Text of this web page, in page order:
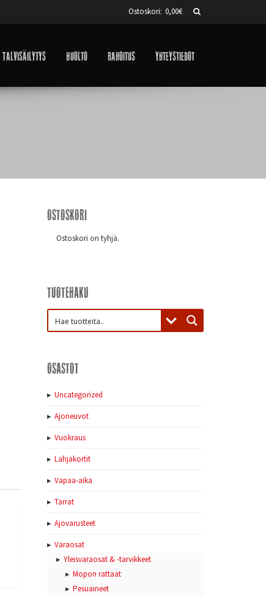
Ostoskori: 0,00€
Talvisäilytys Huolto Rahoitus Yhteystiedot
Ostoskori
Ostoskori on tyhjä.
Tuotehaku
Osastot
Uncategorized
Ajoneuvot
Vuokraus
Lahjakortit
Vapaa-aika
Tarrat
Ajovarusteet
Varaosat
Yleisvaraosat & -tarvikkeet
Mopon rattaat
Pesuaineet